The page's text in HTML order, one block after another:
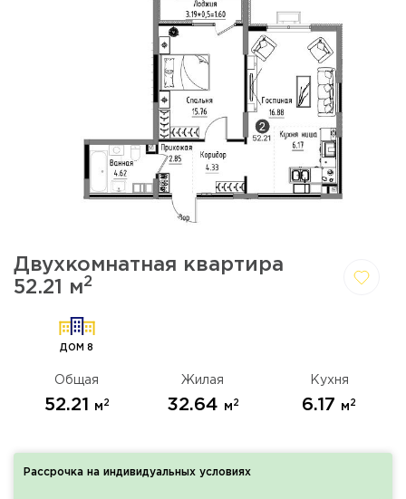
Двухкомнатная квартира
52.21 м2
ДОМ 8
Общая
52.21 м 2
Жилая
32.64 м 2
Кухня
6.17 м 2
Рассрочка на индивидуальных условиях